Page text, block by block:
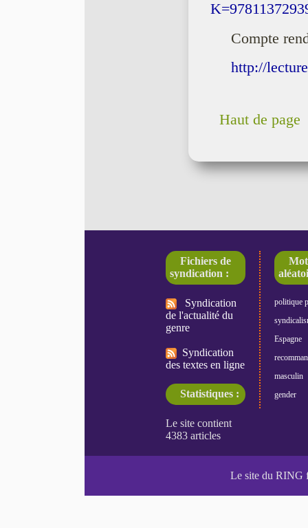
Compte
http://
Haut de page
Fichiers de
syndication :
Syndication
de l'actualité du
genre
Syndication
des textes en ligne
Statistiques :
politique
Espagne
masculin
gender
Le site du RING